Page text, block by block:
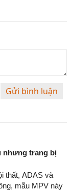
Gửi bình luận
nhưng trang bị
thất, ADAS và
mẫu MPV này